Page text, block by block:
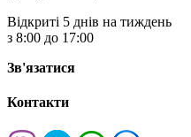
Відкриті 5 днів на тиждень
з 8:00 до 17:00
Зв'язатися
Контакти